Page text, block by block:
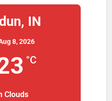
IN
8, 2026
°C
Clouds